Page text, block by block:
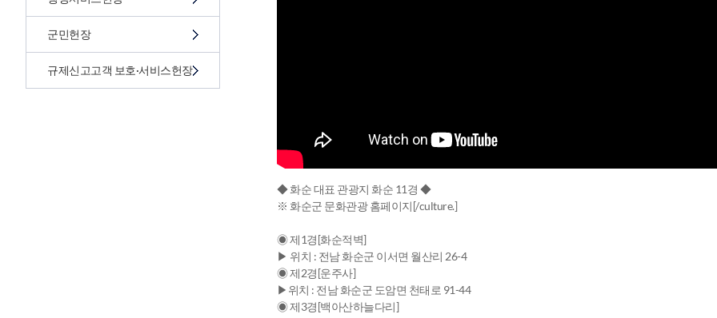
군민헌장
규제신고고객 보호·서비스헌장
◆ 화순 대표 관광지 화순 11경 ◆
※ 화순군 문화관광 홈페이지[/culture.]
◉ 제1경[화순적벽]
▶ 위치 : 전남 화순군 이서면 월산리 26-4
◉ 제2경[운주사]
▶위치 : 전남 화순군 도암면 천태로 91-44
◉ 제3경[백아산하늘다리]